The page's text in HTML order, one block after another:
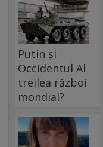
Putin și
Occidentul Al
treilea război
mondial?